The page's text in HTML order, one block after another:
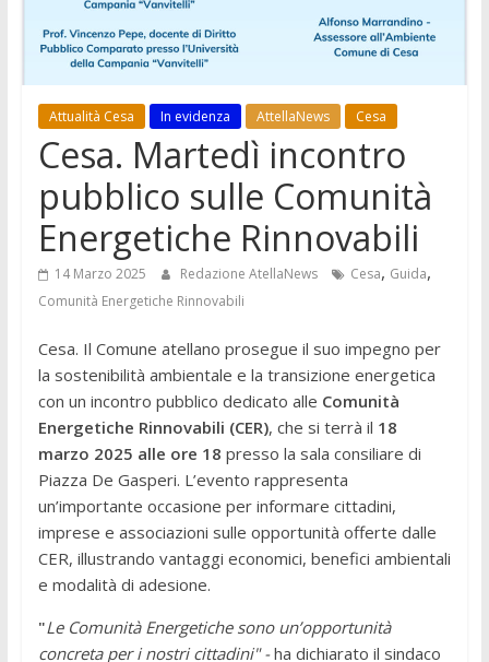
Attualità Cesa In evidenza AttellaNews Cesa
Cesa. Martedì incontro
pubblico sulle Comunità
Energetiche Rinnovabili
14 Marzo 2025 Redazione AtellaNews Cesa, Guida,
Comunità Energetiche Rinnovabili
Cesa. Il Comune atellano prosegue il suo impegno per
la sostenibilità ambientale e la transizione energetica
con un incontro pubblico dedicato alle Comunità
Energetiche Rinnovabili (CER), che si terrà il 18
marzo 2025 alle ore 18 presso la sala consiliare di
Piazza De Gasperi. L’evento rappresenta
un’importante occasione per informare cittadini,
imprese e associazioni sulle opportunità offerte dalle
CER, illustrando vantaggi economici, benefici ambientali
e modalità di adesione.
"Le Comunità Energetiche sono un’opportunità
concreta per i nostri cittadini" -ha dichiarato il sindaco